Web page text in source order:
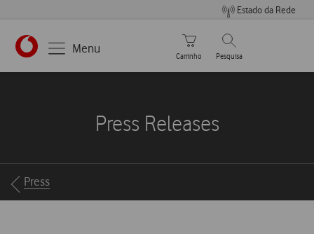
Estado da Rede
https://www.vodafone.pt
Menu
Carrinho de compras
Carrinho
Pesquisar
Pesquisa
Press Releases
Breadcrumbs
Press